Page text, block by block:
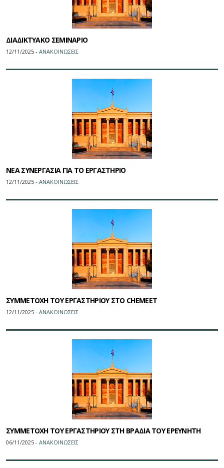
ΔΙΑΔΙΚΤΥΑΚΟ ΣΕΜΙΝΑΡΙΟ
12/11/2025 - ΑΝΑΚΟΙΝΩΣΕΙΣ
ΝΕΑ ΣΥΝΕΡΓΑΣΙΑ ΓΙΑ ΤΟ ΕΡΓΑΣΤΗΡΙΟ
12/11/2025 - ΑΝΑΚΟΙΝΩΣΕΙΣ
ΣΥΜΜΕΤΟΧΗ ΤΟΥ ΕΡΓΑΣΤΗΡΙΟΥ ΣΤΟ CHEMEET
12/11/2025 - ΑΝΑΚΟΙΝΩΣΕΙΣ
ΣΥΜΜΕΤΟΧΗ ΤΟΥ ΕΡΓΑΣΤΗΡΙΟΥ ΣΤΗ ΒΡΑΔΙΑ ΤΟΥ ΕΡΕΥΝΗΤΗ
06/11/2025 - ΑΝΑΚΟΙΝΩΣΕΙΣ